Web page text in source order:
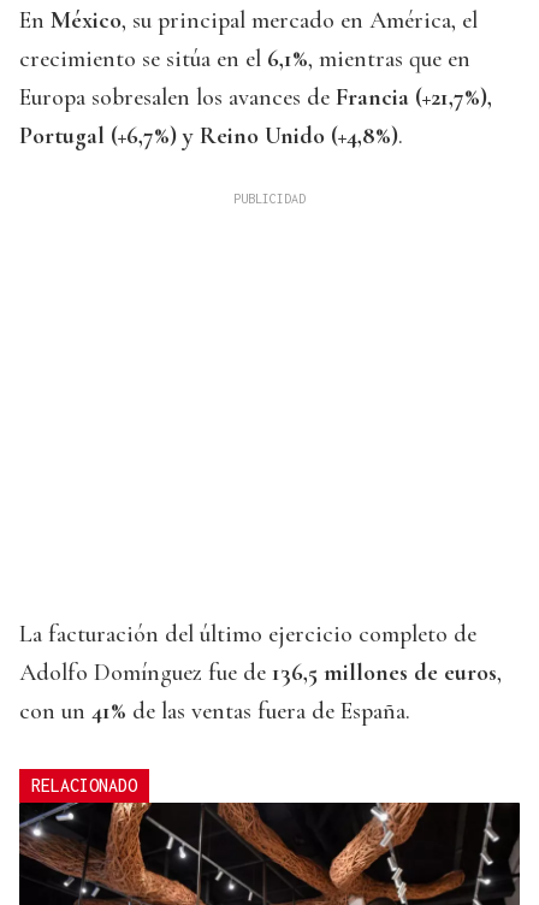
En México, su principal mercado en América, el
crecimiento se sitúa en el 6,1%, mientras que en
Europa sobresalen los avances de Francia (+21,7%),
Portugal (+6,7%) y Reino Unido (+4,8%).
La facturación del último ejercicio completo de
Adolfo Domínguez fue de 136,5 millones de euros,
con un 41% de las ventas fuera de España.
RELACIONADO